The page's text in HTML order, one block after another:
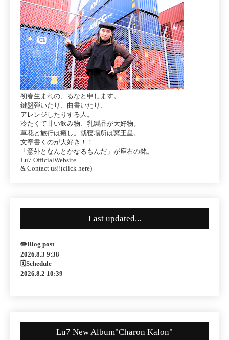
初春生まれの、るなと申します。
鍵盤弾いたり、曲書いたり、
アレンジしたりする人。
冷たくて甘い飲み物、乳製品が大好物。
草花と旅行は癒し。就寝場所は冥王星。
文章書くのが大好き！！
「意外となんとかなるもんだ」が座右の銘。
Lu7 OfficialWebsite
& Contact us!!(click here)
Last updated...
✏️Blog post
2026.8.3 9:38
🗓Schedule
2026.8.2 10:39
Lu7 New Album"Charon Kalon"